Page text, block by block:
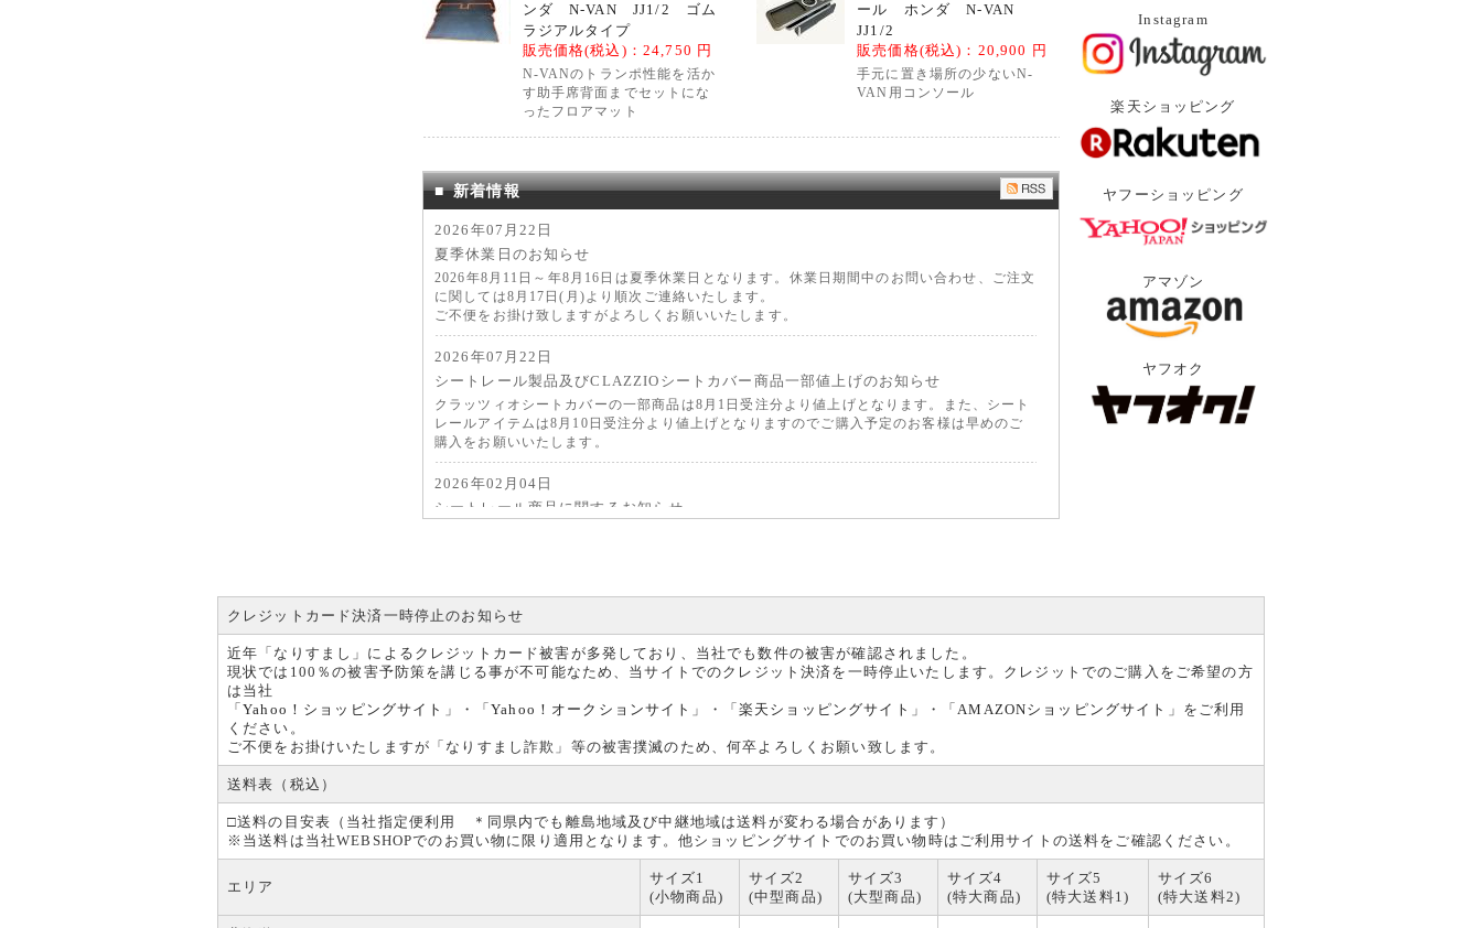
ンダ N-VAN JJ1/2 ゴム
ラジアルタイプ
販売価格(税込)： 24,750 円
N-VANのトランポ性能を活か
す助手席背面までセットにな
ったフロアマット
ール ホンダ N-VAN
JJ1/2
販売価格(税込)： 20,900 円
手元に置き場所の少ないN-
VAN用コンソール
■ 新着情報
2026年07月22日
夏季休業日のお知らせ
2026年8月11日～年8月16日は夏季休業日となります。休業日期間中のお問い合わせ、ご注文
に関しては8月17日(月)より順次ご連絡いたします。
ご不便をお掛け致しますがよろしくお願いいたします。
2026年07月22日
シートレール製品及びCLAZZIOシートカバー商品一部値上げのお知らせ
クラッツィオシートカバーの一部商品は8月1日受注分より値上げとなります。また、シート
レールアイテムは8月10日受注分より値上げとなりますのでご購入予定のお客様は早めのご
購入をお願いいたします。
2026年02月04日
シートレール商品に関するお知らせ
年末年始休暇のお知らせ
2025年12月27日(土)～2026年1月4日(日)は休業日となります。
ご不便をお掛け致しますがよろしくお願いいたします。
2025年07月22日
2025年8月9日(土)～年8月17日(日)は休業日となります。休業日期間中のお問い合わせ、ご注
文に関しては8月18日(月)より順次ご連絡いたします。
ご不便をお掛け致しますがよろしくお願いいたします。
WEBサイトメンテナンス完了のお知らせ
Instagram
楽天ショッピング
ヤフーショッピング
アマゾン
ヤフオク
クレジットカード決済一時停止のお知らせ
近年「なりすまし」によるクレジットカード被害が多発しており、当社でも数件の被害が確認されました。
現状では100％の被害予防策を講じる事が不可能なため、当サイトでのクレジット決済を一時停止いたします。クレジットでのご購入をご希望の方
は当社
「Yahoo！ショッピングサイト 」・「Yahoo！オークションサイト 」・「 楽天ショッピングサイト 」・「AMAZONショッピングサイト 」をご利用
ください。
ご不便をお掛けいたしますが「なりすまし詐欺」等の被害撲滅のため、何卒よろしくお願い致します。
送料表（税込）
□送料の目安表（当社指定便利用 ＊同県内でも離島地域及び中継地域は送料が変わる場合があります）
※当送料は当社WEBSHOPでのお買い物に限り適用となります。他ショッピングサイトでのお買い物時はご利用サイトの送料をご確認ください。
エリア
サイズ1
(小物商品)
サイズ2
(中型商品)
サイズ3
(大型商品)
サイズ4
(特大商品)
サイズ5
(特大送料1)
サイズ6
(特大送料2)